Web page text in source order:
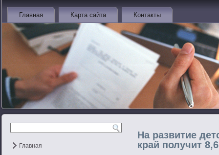
Главная Карта сайта Контакты
Главная
На развитие
край получит